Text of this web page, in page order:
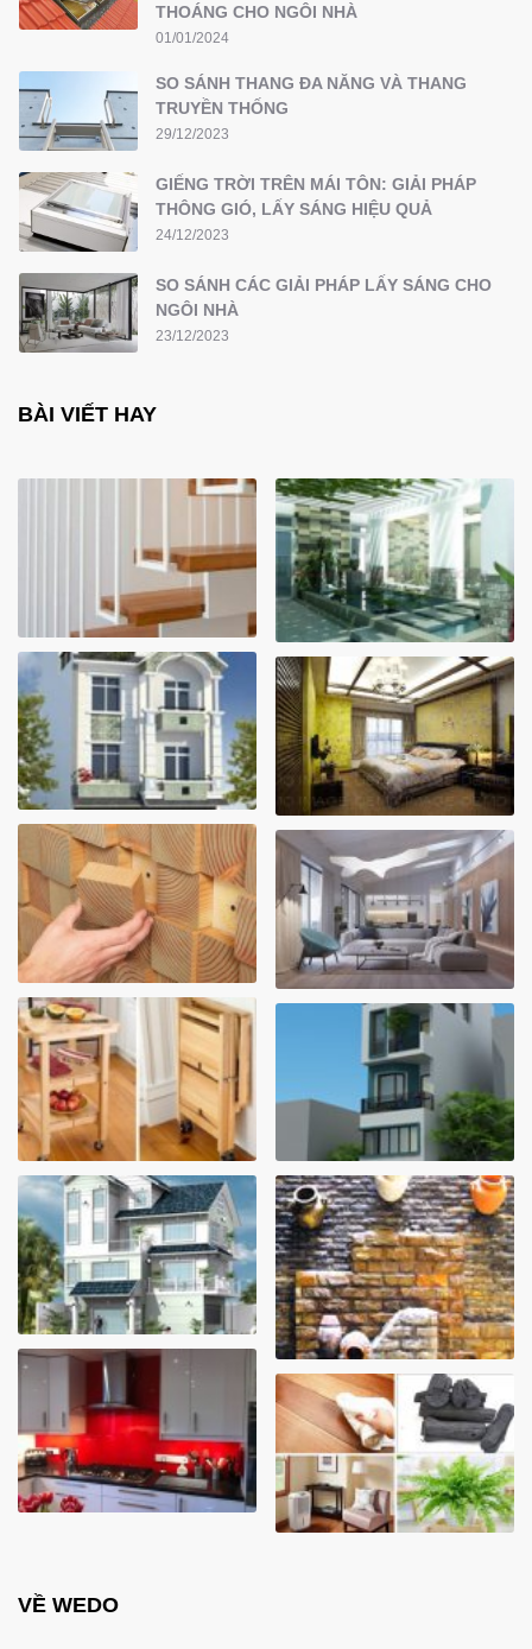
THOÁNG CHO NGÔI NHÀ
01/01/2024
SO SÁNH THANG ĐA NĂNG VÀ THANG
TRUYỀN THỐNG
29/12/2023
GIẾNG TRỜI TRÊN MÁI TÔN: GIẢI PHÁP
THÔNG GIÓ, LẤY SÁNG HIỆU QUẢ
24/12/2023
SO SÁNH CÁC GIẢI PHÁP LẤY SÁNG CHO
NGÔI NHÀ
23/12/2023
BÀI VIẾT HAY
VỀ WEDO